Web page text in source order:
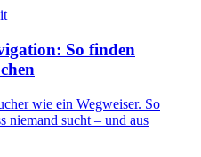
So finden
wie ein Wegweiser. So
niemand sucht – und aus